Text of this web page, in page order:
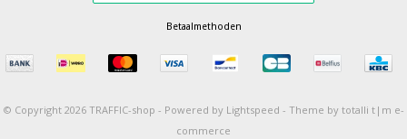
Betaalmethoden
© Copyright 2026 TRAFFIC-shop - Powered by Lightspeed - Theme by totalli t|m e-
commerce